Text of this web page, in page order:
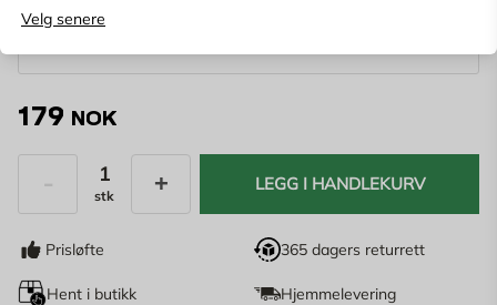
Velg senereKjøp online, bestill levering i kassen
179 NOK
stk
LEGG I HANDLEKURV
Prisløfte 365 dagers returrett
Hent i butikk Hjemmelevering